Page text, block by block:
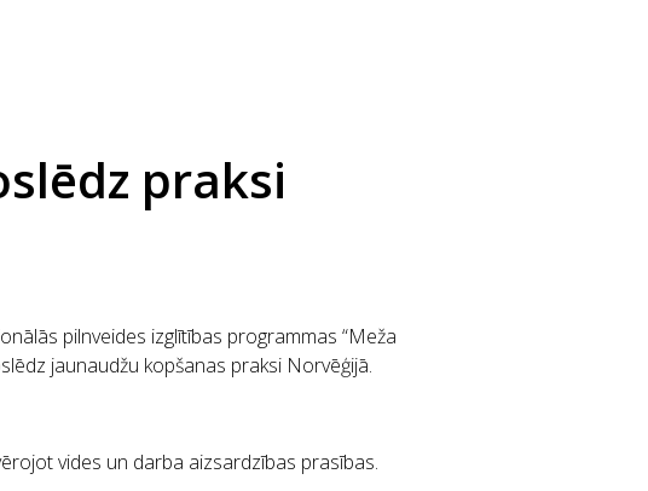
praksi
pilnveides izglītības programmas “Meža
jaunaudžu kopšanas praksi Norvēģijā.
vides un darba aizsardzības prasības.